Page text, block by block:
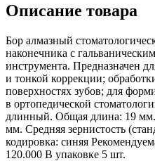
Описание товара
Бор алмазный
наконечника с
инструмента. Предназначен
и тонкой коррекции;
поверхностях зубов; для
в ортопедической
длинный. Общая длина: 19 мм.
мм. Средняя зернистость
кодировка: синяя
120.000 В упаковке 5 шт.